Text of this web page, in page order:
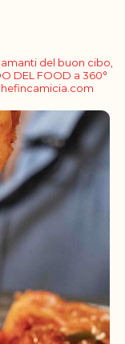
del buon cibo,
DEL FOOD a 360°